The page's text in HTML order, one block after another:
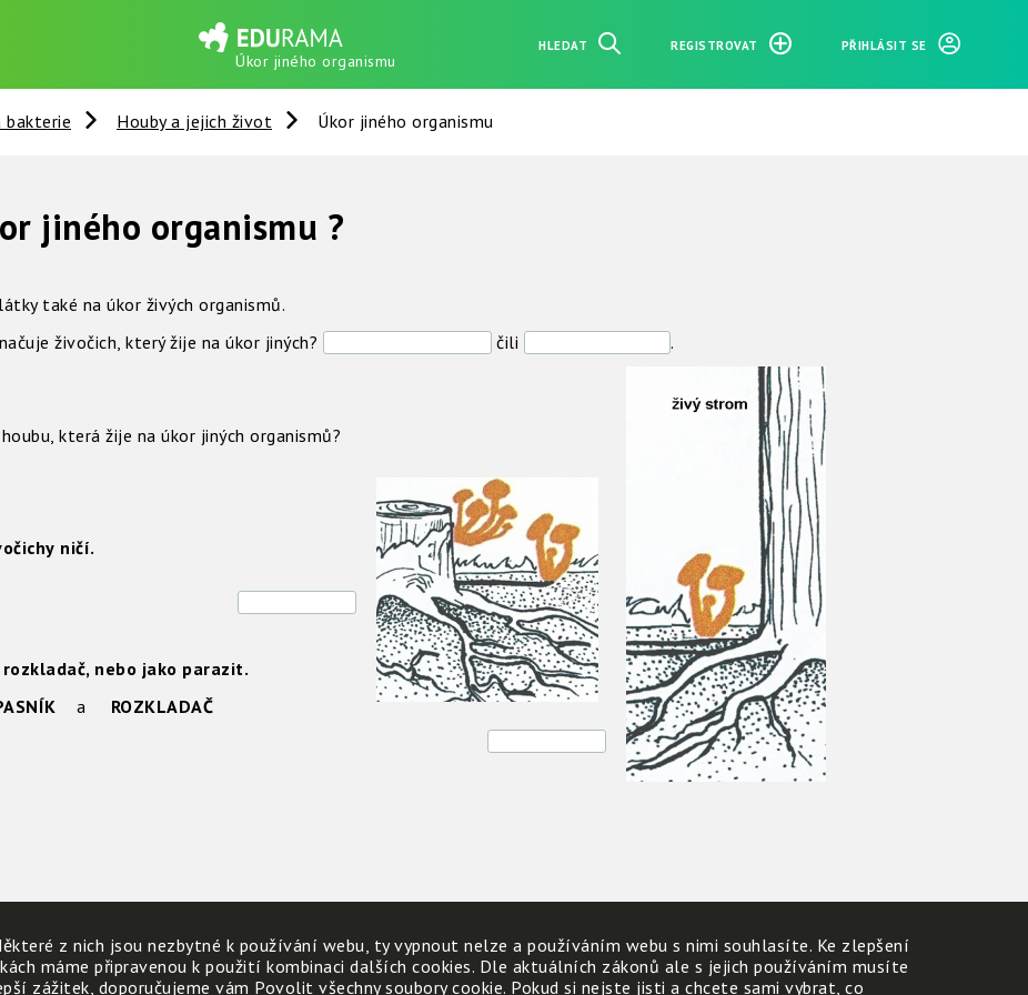
Úkor jiného organismu
HLEDAT REGISTROVAT PŘIHLÁSIT SE
bakterie Houby a jejich život Úkor jiného organismu
jiného organismu ?
také na úkor živých organismů.
živočich, který žije na úkor jiných?
čili .
která žije na úkor jiných organismů?
ničí.
rozkladač, nebo jako parazit.
a ROZKLADAČ
z nich jsou nezbytné k používání webu, ty vypnout nelze a používáním webu s nimi souhlasíte. Ke zlepšení
máme připravenou k použití kombinaci dalších cookies. Dle aktuálních zákonů ale s jejich používáním musíte
zážitek, doporučujeme vám Povolit všechny soubory cookie. Pokud si nejste jisti a chcete sami vybrat, co